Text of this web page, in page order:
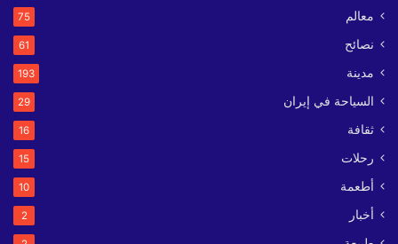
معالم 75
نصائح 61
مدينة 193
السياحة في إيران 29
ثقافة 16
رحلات 15
أطعمة 10
أخبار 2